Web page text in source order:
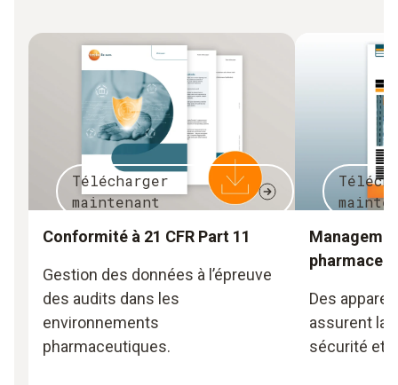
Télécharger
maintenant
Conformité à 21 CFR Part 11
Gestion des données à l’épreuve
des audits dans les
environnements
pharmaceutiques.
Des
assurent la
sécurité et